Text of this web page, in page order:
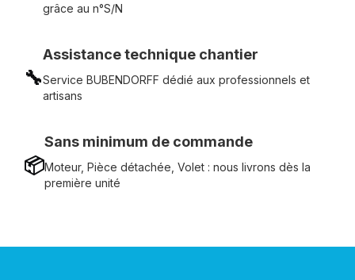
grâce au n°S/N
🔧
Assistance technique chantier
Service BUBENDORFF dédié aux professionnels et
artisans
📦
Sans minimum de commande
Moteur, Pièce détachée, Volet : nous livrons dès la
première unité